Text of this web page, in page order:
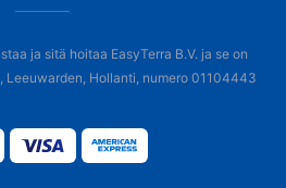
ja sitä hoitaa EasyTerra B.V. ja se on
Leeuwarden, Hollanti, numero 01104443